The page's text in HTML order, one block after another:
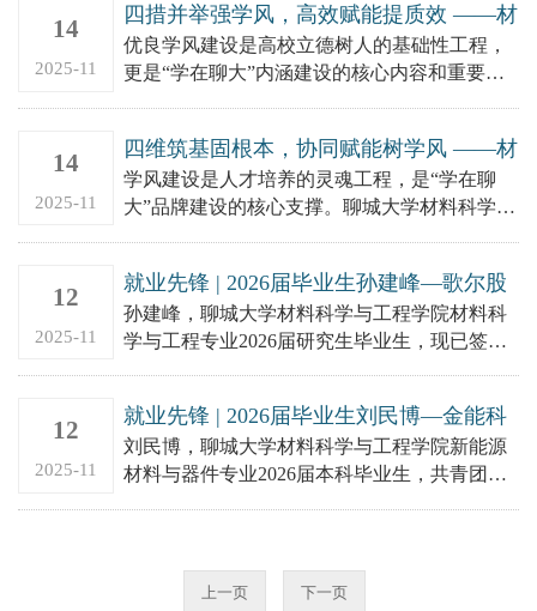
14
2025-11
四措并举强学风，高效赋能提质效 ——材
料科学与工程学院“一院一品”学风特色品
牌建设纪实（二）
优良学风建设是高校立德树人的基础性工程，
更是“学在聊大”内涵建设的核心内容和重要保
14
2025-11
四维筑基固根本，协同赋能树学风 ——材
料科学与工程学院“一院一品”学风特色品
牌建设纪实（一）
学风建设是人才培养的灵魂工程，是“学在聊
大”品牌建设的核心支撑。聊城大学材料科学与
12
2025-11
就业先锋 | 2026届毕业生孙建峰—歌尔股
份有限公司
孙建峰，聊城大学材料科学与工程学院材料科
学与工程专业2026届研究生毕业生，现已签约
12
2025-11
就业先锋 | 2026届毕业生刘民博—金能科
技股份有限公司
刘民博，聊城大学材料科学与工程学院新能源
材料与器件专业2026届本科毕业生，共青团
上一页 下一页